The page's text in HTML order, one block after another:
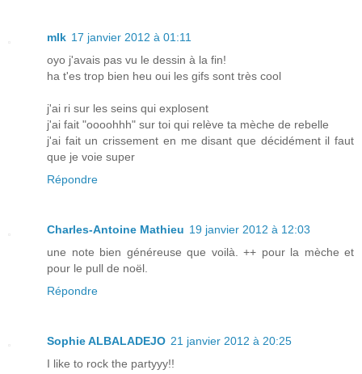
mlk 17 janvier 2012 à 01:11
oyo j'avais pas vu le dessin à la fin!
ha t'es trop bien heu oui les gifs sont très cool
j'ai ri sur les seins qui explosent
j'ai fait "oooohhh" sur toi qui relève ta mèche de rebelle
j'ai fait un crissement en me disant que décidément il faut
que je voie super
Répondre
Charles-Antoine Mathieu 19 janvier 2012 à 12:03
une note bien généreuse que voilà. ++ pour la mèche et
pour le pull de noël.
Répondre
Sophie ALBALADEJO 21 janvier 2012 à 20:25
I like to rock the partyyy!!